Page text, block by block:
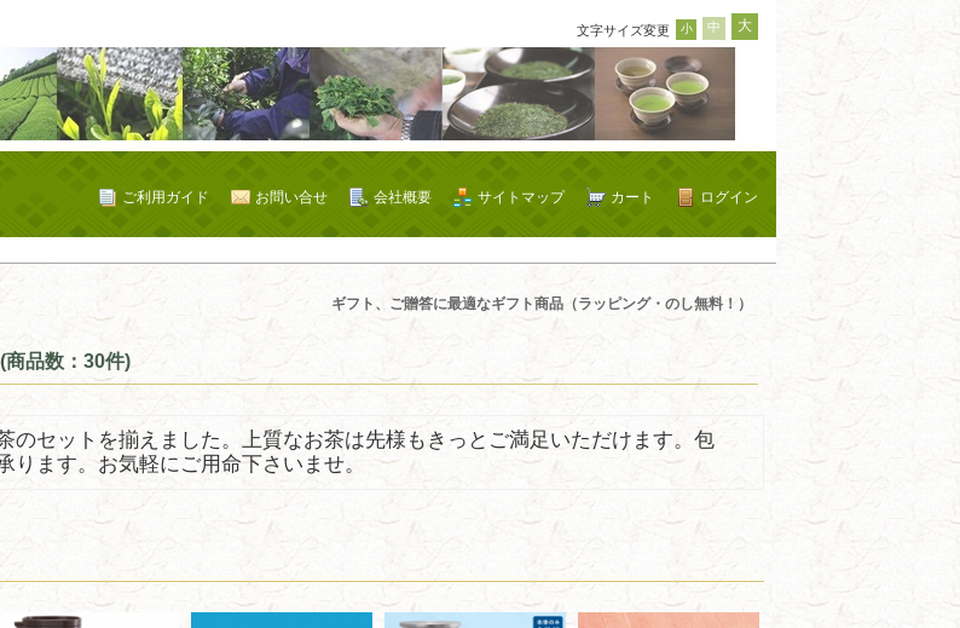
文字サイズ変更 小 中 大
ログイン
カート
サイトマップ
会社概要
お問い合せ
ご利用ガイド
ギフト、ご贈答に最適なギフト商品（ラッピング・のし無料！）
品数：30件)
のセットを揃えました。上質なお茶は先様もきっとご満足いただけます。包
ります。お気軽にご用命下さいませ。